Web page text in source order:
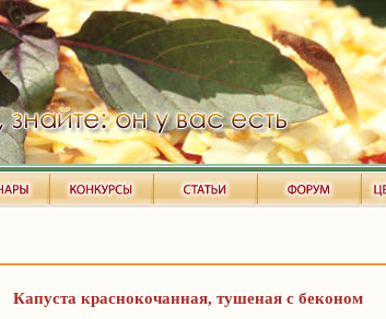
Капуста краснокочанная, тушеная с беконом